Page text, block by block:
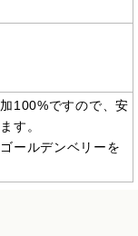
100%ですので、安
す。
ールデンベリーを